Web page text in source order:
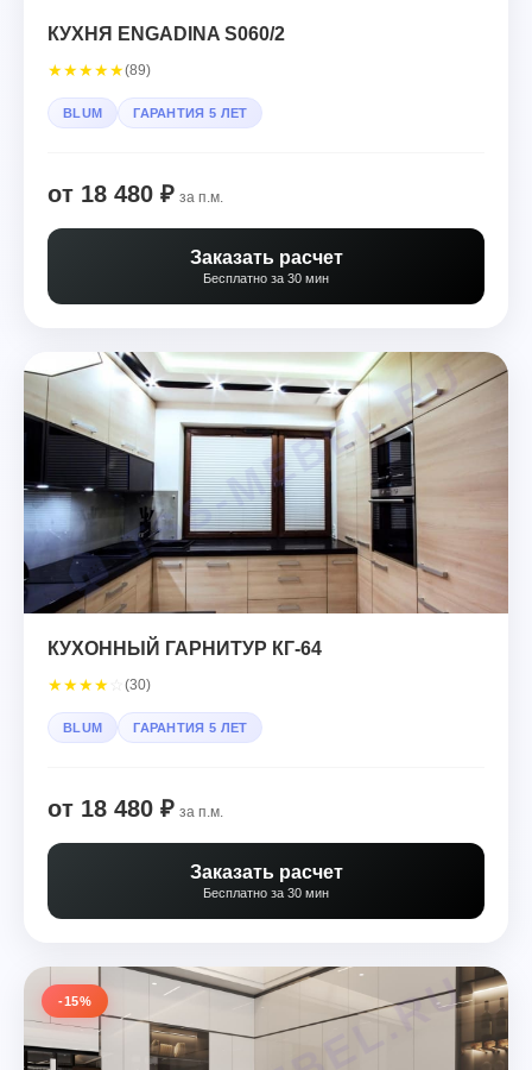
КУХНЯ ENGADINA S060/2
★★★★★(89)
BLUM ГАРАНТИЯ 5 ЛЕТ
от 18 480 ₽ за п.м.
Заказать расчет
Бесплатно за 30 мин
КУХОННЫЙ ГАРНИТУР КГ-64
★★★★ (30)
BLUM ГАРАНТИЯ 5 ЛЕТ
от 18 480 ₽ за п.м.
Заказать расчет
Бесплатно за 30 мин
-15%